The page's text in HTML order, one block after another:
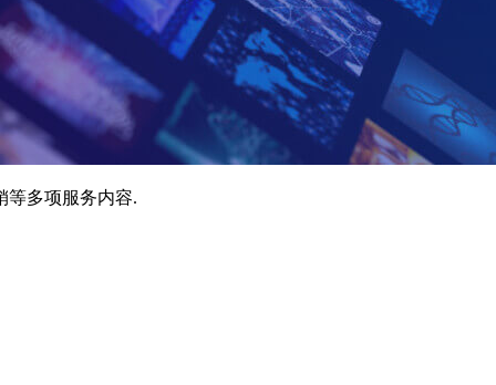
等多项服务内容.